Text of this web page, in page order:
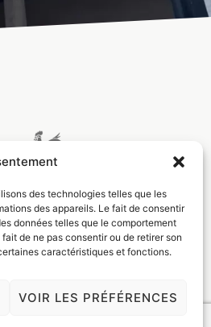
des technologies telles que les
des appareils. Le fait de consentir
données telles que le comportement
de ne pas consentir ou de retirer son
caractéristiques et fonctions.
VOIR LES PRÉFÉRENCES